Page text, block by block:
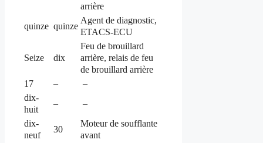
arrière
quinze quinze
Agent de diagnostic,
ETACS-ECU
Seize dix
Feu de brouillard
arrière, relais de feu
de brouillard arrière
17
–
–
dix-
huit
–
–
dix-
neuf
30
Moteur de soufflante
avant